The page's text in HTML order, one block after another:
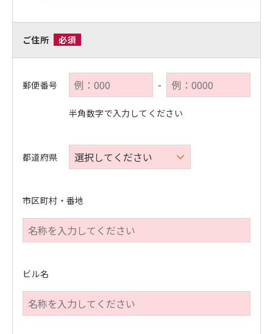
ご住所 必須
郵便番号 -
半角数字で入力してください
都道府県
市区町村・番地
ビル名